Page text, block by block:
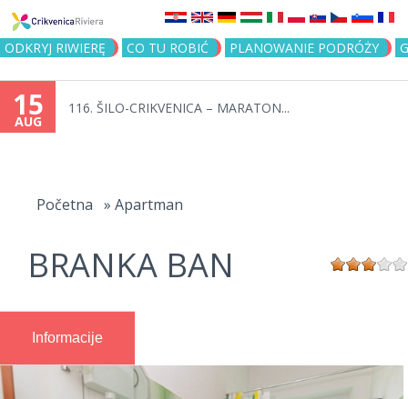
Jump to navigation
ODKRYJ RIWIERĘ CO TU ROBIĆ PLANOWANIE PODRÓŻY
15
AUG
116. ŠILO-CRIKVENICA – MARATON...
Početna » Apartman
BRANKA BAN
Informacije